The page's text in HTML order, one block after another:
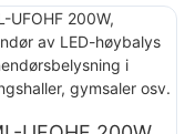
og